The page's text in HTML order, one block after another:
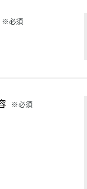
※必須
※必須